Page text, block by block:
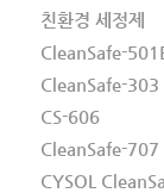
친환경 세정제
CleanSafe-
CleanSafe-303
CS-606
CleanSafe-707
CYSOL